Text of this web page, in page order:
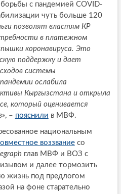
с пандемией COVID-
чуть больше 120
позволят властям КР
в платежном
коронавируса. Это
поддержку и дает
системы
ослабила
Кыргызстана и открыла
который оценивается
, – пояснили в МВФ.
национальным
воззваниесо
глав МВФ и ВОЗ с
и далее тормозить
жизнь под предлогом
на фоне старательно